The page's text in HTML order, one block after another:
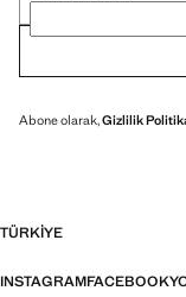
Abone olarak,Gizlilik
TÜRKIYE
INSTAGRAMFACEBOOK